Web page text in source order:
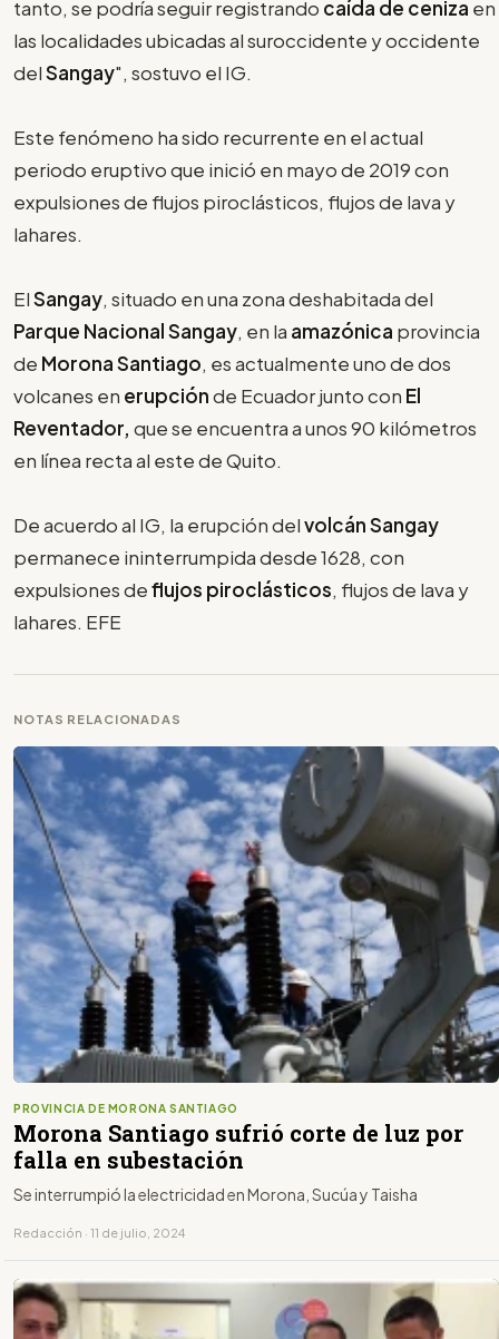
tanto, se podría seguir registrando caída de ceniza en
las localidades ubicadas al suroccidente y occidente
delSangay", sostuvo el IG.
Este fenómeno ha sido recurrente en el actual
periodo eruptivo que inició en mayo de 2019 con
expulsiones de flujos piroclásticos, flujos de lava y
lahares.
ElSangay, situado en una zona deshabitada del
Parque Nacional Sangay, en la amazónica provincia
de Morona Santiago, es actualmente uno de dos
volcanes en erupciónde Ecuador junto con El
Reventador, que se encuentra a unos 90 kilómetros
en línea recta al este de Quito.
De acuerdo al IG, la erupción delvolcán Sangay
permanece ininterrumpida desde 1628, con
expulsiones deflujos piroclásticos, flujos de lava y
lahares. EFE
NOTAS RELACIONADAS
PROVINCIA DE MORONA SANTIAGO
Morona Santiago sufrió corte de luz por
falla en subestación
Se interrumpió la electricidad en Morona, Sucúa y Taisha
Redacción · 11 de julio, 2024